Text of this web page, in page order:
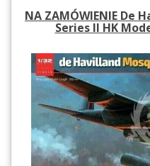
NA ZAMÓWIENIE De
Series II HK